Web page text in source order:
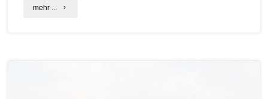
mehr ... "Forschen